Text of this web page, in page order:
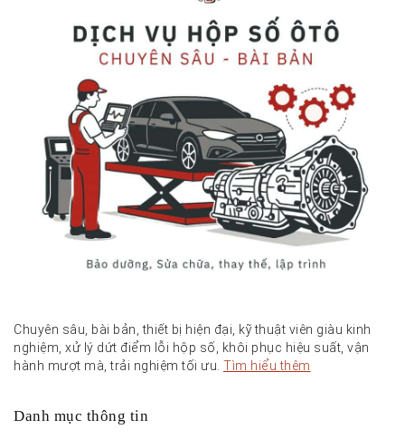
Chuyên sâu, bài bản, thiết bị hiện đại, kỹ thuật viên giàu kinh
nghiệm, xử lý dứt điểm lỗi hộp số, khôi phục hiệu suất, vận
hành mượt mà, trải nghiệm tối ưu. Tìm hiểu thêm
Danh mục thông tin